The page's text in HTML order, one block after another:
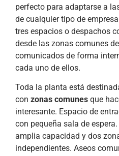
perfecto para adaptarse a
de cualquier tipo de
tres espacios o despachos
desde las zonas comunes
comunicados de forma
cada uno de ellos.
Toda la planta está
con zonas comunes que
interesante. Espacio de
con pequeña sala de
amplia capacidad y dos
independientes. Aseos